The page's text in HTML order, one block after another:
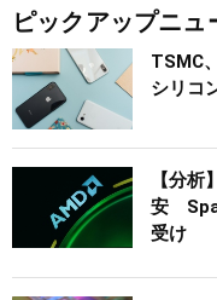
ピックアップニュ
TSMC
シリコ
【分
安
受け